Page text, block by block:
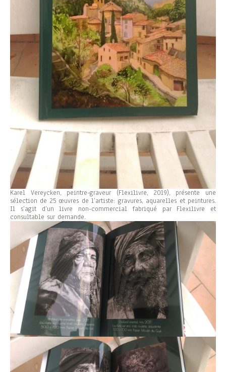
Karel Vereycken, peintre-graveur (Flexilivre, 2019), présente une
sélection de 25 œuvres de l’artiste: gravures, aquarelles et peintures.
Il s’agit d’un livre non-commercial fabriqué par Flexilivre et
consultable sur demande.